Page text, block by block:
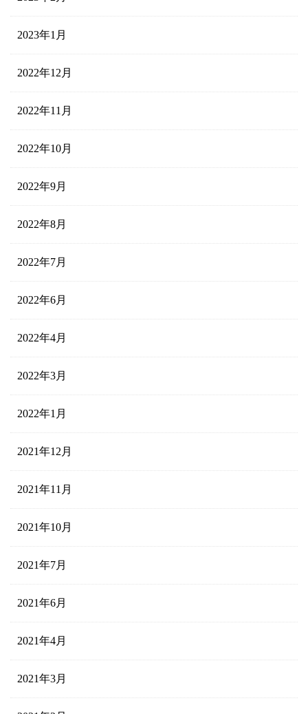
2023年1月
2022年12月
2022年11月
2022年10月
2022年9月
2022年8月
2022年7月
2022年6月
2022年4月
2022年3月
2022年1月
2021年12月
2021年11月
2021年10月
2021年7月
2021年6月
2021年4月
2021年3月